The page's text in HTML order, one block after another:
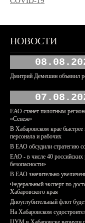
НОВОСТИ
Дмитрий Демешин объявил
ЕАО станет пилотным
«Сенеж»
В Хабаровском крае быстрее
персонала и рабочих
В ЕАО обсудили стратегию
ЕАО - в числе 40 российских
безопасности»
В ЕАО значительно
Федеральный эксперт по
Хабаровского края
Дноуглубительный флот
На Хабаровском